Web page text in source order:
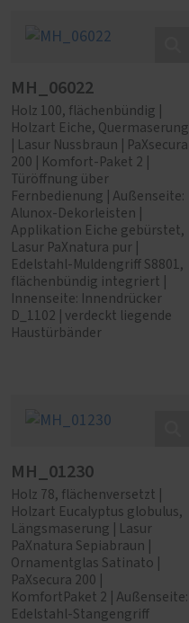
MH_06022
Holz 100, flächenbündig |
Holzart Eiche, Quermaserung
| Lasur Nussbraun | PaXsecura
200 | Komfort-Paket 2 |
Türöffnung über
Fernbedienung | Außenseite:
Alunox-Dekorleisten |
Applikation Eiche gebürstet,
Lasur PaXnatura pur |
Edelstahl-Muldengriff S8801,
flächenbündig integriert |
Innenseite: Innendrücker
D_1102 | verdeckt liegende
Haustürbänder
MH_01230
Holz 78, flächenversetzt |
Holzart Eucalyptus globulus,
Längsmaserung | Lasur
PaXnatura Sepiabraun |
Ornamentglas Satinato |
PaXsecura 200 |
KomfortPaket 2 | Außenseite:
Edelstahl-Stangengriff